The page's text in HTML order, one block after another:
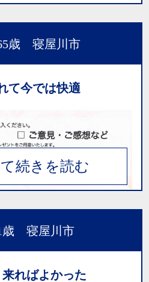
歳 寝屋川市
て今では快適
寝屋川市
ればよかった